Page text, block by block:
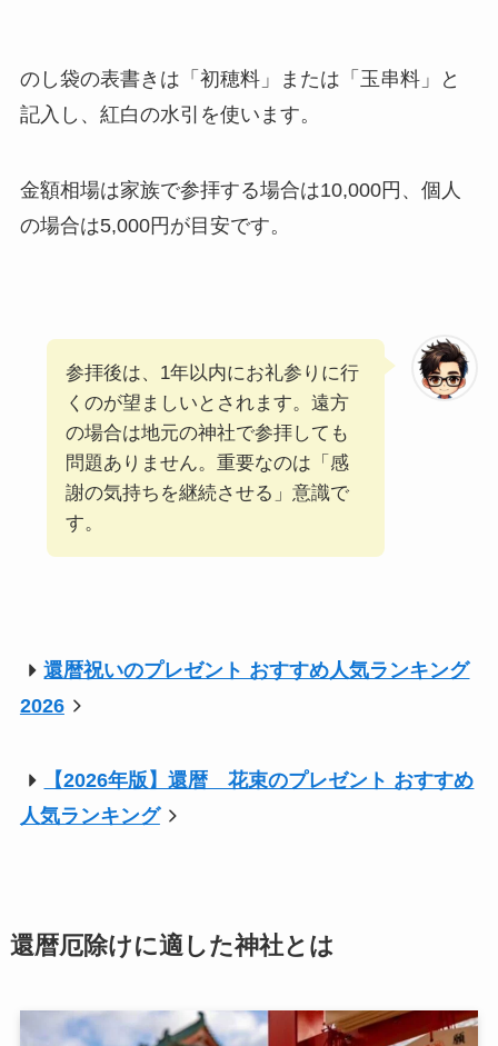
のし袋の表書きは「初穂料」または「玉串料」と
記入し、紅白の水引を使います。
金額相場は家族で参拝する場合は10,000円、個人
の場合は5,000円が目安です。
参拝後は、1年以内にお礼参りに行
くのが望ましいとされます。遠方
の場合は地元の神社で参拝しても
問題ありません。重要なのは「感
謝の気持ちを継続させる」意識で
す。
還暦祝いのプレゼント おすすめ人気ランキング
2026
【2026年版】還暦 花束のプレゼント おすすめ
人気ランキング
還暦厄除けに適した神社とは